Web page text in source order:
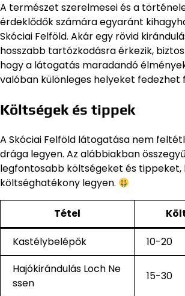
A természet szerelmesei és a
érdeklődők számára egyaránt
Skóciai Felföld. Akár egy rövid
hosszabb tartózkodásra érkezik,
hogy a látogatás maradandó
valóban különleges helyeket fedezhet
Költségek és tippek
A Skóciai Felföld látogatása nem
drága legyen. Az alábbiakban
legfontosabb költségeket és tippeket,
költséghatékony legyen.
Tétel
Kastélybelépők
10-20
Hajókirándulás Loch Ne
ssen
15-30